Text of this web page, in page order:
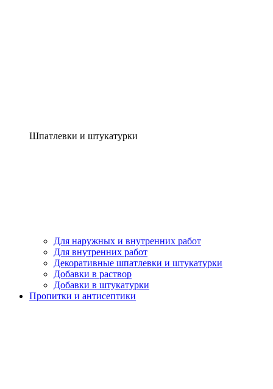
Шпатлевки и штукатурки
Для наружных и внутренних работ
Для внутренних работ
Декоративные шпатлевки и штукатурки
Добавки в раствор
Добавки в штукатурки
Пропитки и антисептики